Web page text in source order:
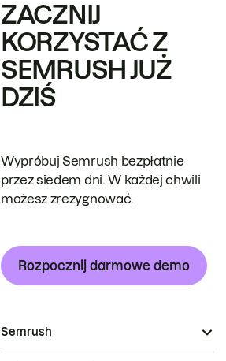
ZACZNIJ
KORZYSTAĆ Z
SEMRUSH JUŻ
DZIŚ
Wypróbuj Semrush bezpłatnie
przez siedem dni. W każdej chwili
możesz zrezygnować.
Rozpocznij darmowe demo
Semrush